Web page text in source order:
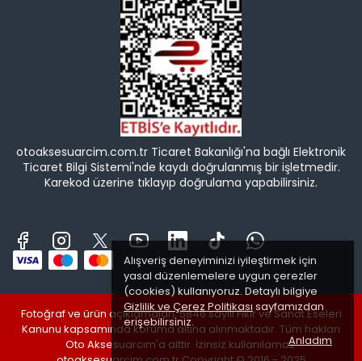
Alışveriş deneyiminizi iyileştirmek için
yasal düzenlemelere uygun çerezler
(cookies) kullanıyoruz. Detaylı bilgiye
Gizlilik ve Çerez Politikası sayfamızdan
erişebilirsiniz.
Anladım
otoaksesuarcim.com.tr Ticaret Bakanlığı'na bağlı Elektronik
Ticaret Bilgi Sistemi'nde kaydı doğrulanmış bir işletmedir.
Karekod üzerine tıklayıp doğrulama yapabilirsiniz.
Fotoğraf ve ürün açıklamaları, 5846 sayılı Fikir ve Sanat Eseleri
Kanunu kapsamında koruma altına alınmaktadır. Tüm hakları
Oto Aksesuarcım'a aittir. İzinsiz kullanılamaz.